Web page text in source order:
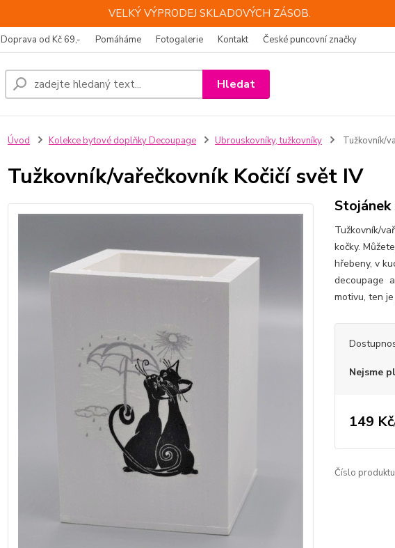
VELKÝ VÝPRODEJ SKLADOVÝCH ZÁSOB.
Doprava od Kč 69,- Pomáháme Fotogalerie Kontakt České puncovní značky
Hledat
Úvod Kolekce bytové doplňky Decoupage Ubrouskovníky, tužkovníky Tužkovník/
Tužkovník/vařečkovník Kočičí svět IV
Stojánek
Tužkovník/
kočky.
hřebeny, v
decoupage
motivu, ten
Nejsme
149 Kč
Číslo